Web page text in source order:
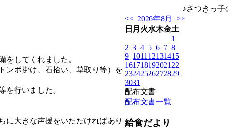
♪さつきっ子
をしてくれました。
ンボ掛け、石拾い、草取り等）を
を行いました。
に大きな声援をいただければあり
<< 2026年8月
>>
日 月 火水木金土
1
2 3 4 5 6 7 8
9 1011 12131415
161718192021 22
23242526272829
3031
配布文書
配布文書一覧
給食だより